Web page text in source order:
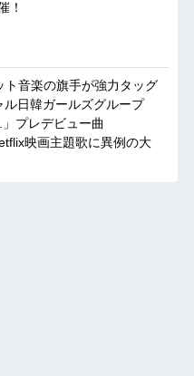
！
ト音楽の旗手が強力タッグ
ル日韓ガールズグループ
」プレデビュー曲
映画主題歌に異例の大